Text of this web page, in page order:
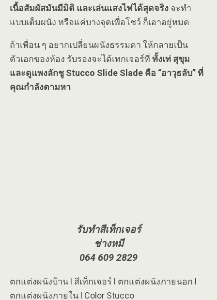
เนื้อสัมผัสมันมีมิติ และเล่นแสงไฟได้สุดจริง จะทำ
แบบเต็มผนัง หรือแค่บางจุดเพื่อโชว์ ก็เอาอยู่หมด
ถ้าเพื่อน ๆ อยากเปลี่ยนผนังธรรมดา ให้กลายเป็น
ตัวเอกของห้อง รับรองจะได้เทกเจอร์ที่ ทั้งเท่ สุขุม
และดูแพงลักชู Stucco Slide Slade คือ “อาวุธลับ” ที่
คุณกำลังตามหา
รับทำสีเท็กเจอร์
ช่างหมี
064 609 2829
ตกแต่งผนังบ้าน l สีเท็กเจอร์ l ตกแต่งผนังภายนอก l
ตกแต่งผนังภายใน l Color Stucco